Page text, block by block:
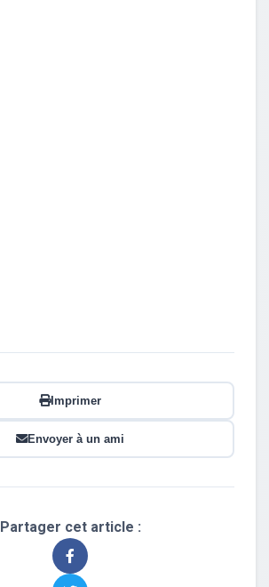
Imprimer
Envoyer à un ami
Partager cet article :